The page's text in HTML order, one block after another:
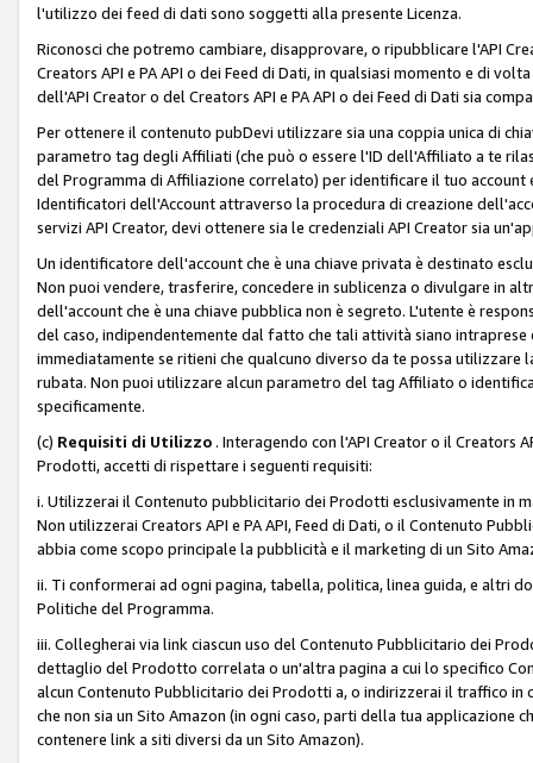
l'utilizzo dei feed di dati sono soggetti alla presente Licenza.
Riconosci che potremo cambiare, disapprovare, o ripubblicare l'API
Creators API e PA API o dei Feed di Dati, in qualsiasi momento e di
dell'API Creator o del Creators API e PA API o dei Feed di Dati sia
Per ottenere il contenuto pubDevi utilizzare sia una coppia unica di
parametro tag degli Affiliati (che può o essere l'ID dell'Affiliato a te
del Programma di Affiliazione correlato) per identificare il tuo account
Identificatori dell'Account attraverso la procedura di creazione
servizi API Creator, devi ottenere sia le credenziali API Creator sia
Un identificatore dell'account che è una chiave privata è destinato
Non puoi vendere, trasferire, concedere in sublicenza o divulgare in
dell'account che è una chiave pubblica non è segreto. L'utente è
del caso, indipendentemente dal fatto che tali attività siano
immediatamente se ritieni che qualcuno diverso da te possa
rubata. Non puoi utilizzare alcun parametro del tag Affiliato o
specificamente.
(c) Requisiti di Utilizzo . Interagendo con l'API Creator o il Creators
Prodotti, accetti di rispettare i seguenti requisiti:
i. Utilizzerai il Contenuto pubblicitario dei Prodotti esclusivamente in
Non utilizzerai Creators API e PA API, Feed di Dati, o il Contenuto
abbia come scopo principale la pubblicità e il marketing di un Sito
ii. Ti conformerai ad ogni pagina, tabella, politica, linea guida, e altri
Politiche del Programma.
iii. Collegherai via link ciascun uso del Contenuto Pubblicitario dei
dettaglio del Prodotto correlata o un'altra pagina a cui lo specifico
alcun Contenuto Pubblicitario dei Prodotti a, o indirizzerai il traffico in
che non sia un Sito Amazon (in ogni caso, parti della tua
contenere link a siti diversi da un Sito Amazon).